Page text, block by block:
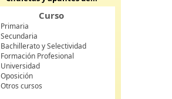
Curso
Primaria
Secundaria
Bachillerato y Selectividad
Formación Profesional
Universidad
Oposición
Otros cursos